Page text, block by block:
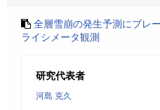
全層雪崩の発生予測にブレ
ライシメータ観測
研究代表者
河島 克久